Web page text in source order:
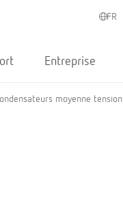
Entreprise
moyenne tension